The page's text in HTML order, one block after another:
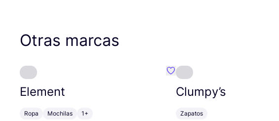
Otras marcas
Element
Ropa Mochilas 1+
Favoritos {nombre}
Clumpy’s
Zapatos